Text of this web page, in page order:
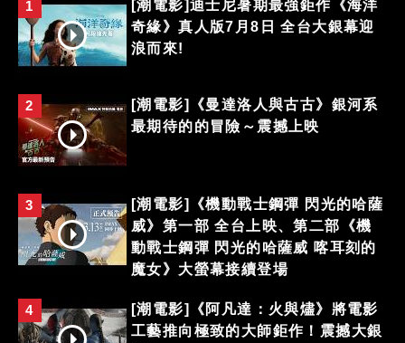
1
[潮電影]迪士尼暑期最強鉅作《海洋
奇緣》真人版7月8日 全台大銀幕迎
浪而來!
2
[潮電影]《曼達洛人與古古》銀河系
最期待的的冒險～震撼上映
3
[潮電影]《機動戰士鋼彈 閃光的哈薩
威》第一部 全台上映、第二部《機
動戰士鋼彈 閃光的哈薩威 喀耳刻的
魔女》大螢幕接續登場
4
[潮電影]《阿凡達：火與燼》將電影
工藝推向極致的大師鉅作！震撼大銀